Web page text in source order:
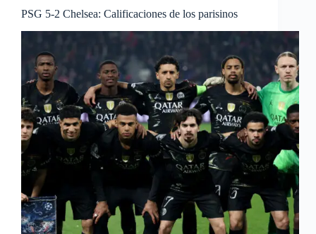
PSG 5-2 Chelsea: Calificaciones de los parisinos